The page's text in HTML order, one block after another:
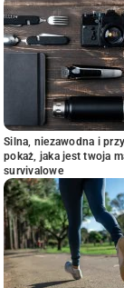
Silna, niezawodna i
pokaż, jaka jest twoja
survivalowe